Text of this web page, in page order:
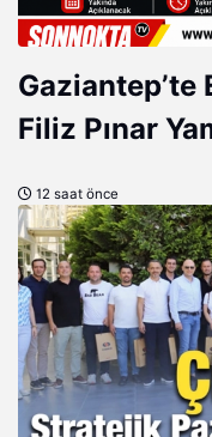
Gaziantep’te
Filiz Pınar
12 saat önce